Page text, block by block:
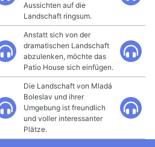
Aussichten auf die
Landschaft ringsum.
Anstatt sich von der
dramatischen Landschaft
abzulenken, möchte das
Patio House sich einfügen.
Die Landschaft von Mladá
Boleslav und ihrer
Umgebung ist freundlich
und voller interessanter
Plätze.